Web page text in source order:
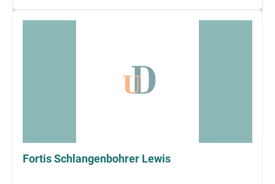
Fortis Schlangenbohrer Lewis